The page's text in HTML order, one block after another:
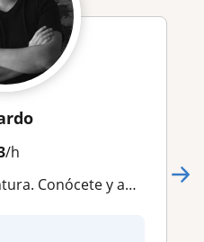
/h
y aprende desde el arte 🎨🖌